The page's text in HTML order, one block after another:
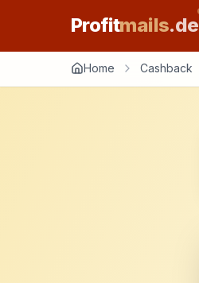
Profitmails.de
Home Cashback